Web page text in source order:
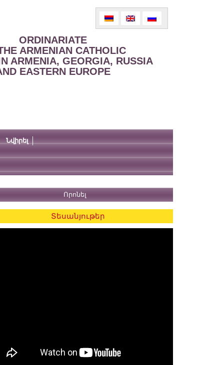
ORDINARIATE
ARMENIAN CATHOLIC
ARMENIA, GEORGIA, RUSSIA
EASTERN EUROPE
Նվիրել
Տեսանյութեր